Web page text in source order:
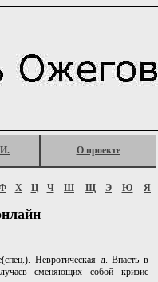
О проекте
Х Ц Ч Ш Щ Э Ю Я
Невротическая д. Впасть в
сменяющих собой кризис